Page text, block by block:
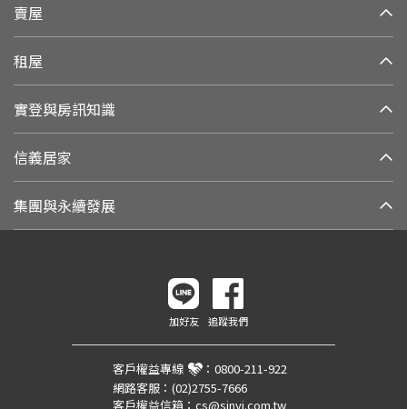
賣屋
租屋
實登與房訊知識
信義居家
集團與永續發展
加好友 追蹤我們
客戶權益專線 ： 0800-211-922
網路客服： (02)2755-7666
客戶權益信箱： cs@sinyi.com.tw